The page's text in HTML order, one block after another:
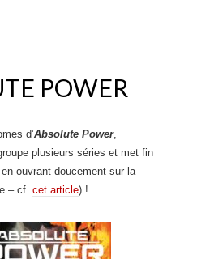
POWER
d’Absolute Power,
plusieurs séries et met fin
ouvrant doucement sur la
– cf. cet article) !